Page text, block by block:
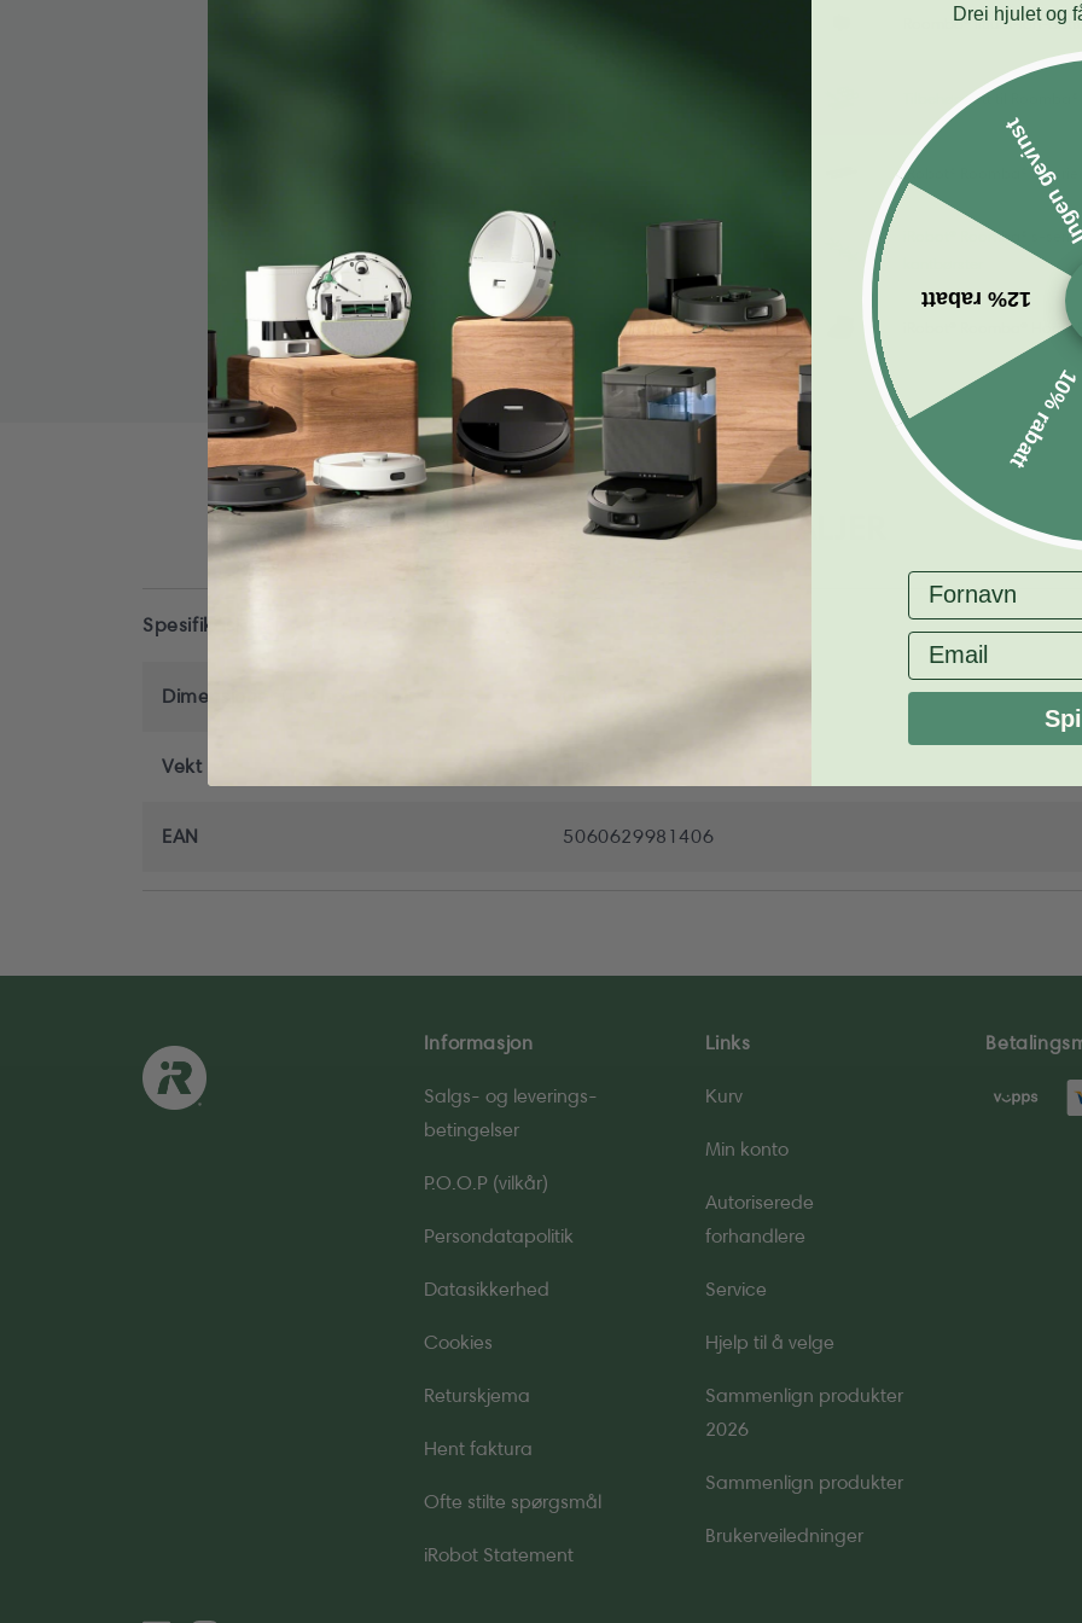
Roomba® litium-ion-
Tilbehørssett til
iRobot® Roomba® s-
iRobot® Roomba® s-
iRobot® Roomba® Home
DETALJER
Spesifikasjoner
Dimensjoner (L x B x H cm)
Vekt
EAN 5060629981406
Informasjon
Salgs- og leverings­
betingelser
P.O.O.P (vilkår)
Persondatapolitik
Datasikkerhed
Cookies
Returskjema
Hent faktura
Ofte stilte spørgsmål
iRobot Statement
Links
Kurv
Min konto
Autoriserede
forhandlere
Service
Hjelp til å velge
Sammenlign produkter
2026
Sammenlign produkter
Brukerveiledninger
Drei hjulet og
10% rabatt
12% rabatt
Ingen
Fornavn
Email